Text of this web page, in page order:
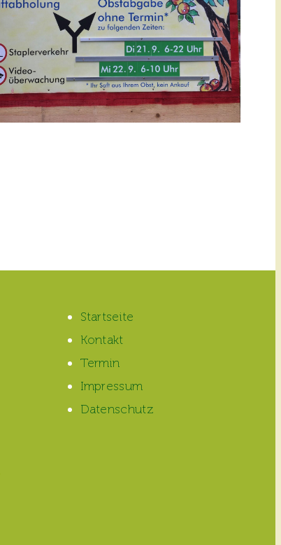
Startseite
Kontakt
Termin
Impressum
Datenschutz